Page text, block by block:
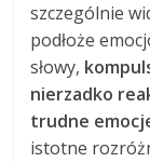
szczególnie
podłoże
słowy,
nierzadko
trudne
istotne